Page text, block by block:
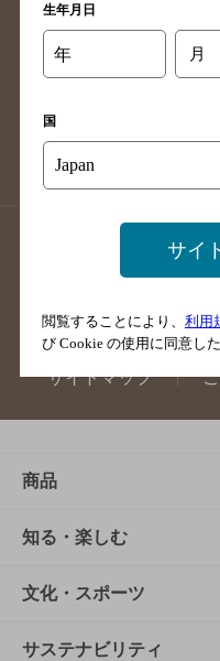
高知県のバー検
長崎県のバー検
店舗登録方法のご案内
掲載
サイトマップ
商品
商品TOP
商品一覧
商品発売情報
知る・楽しむ
知る・楽しむTOP
キャンペーン
文化・スポーツ
文化・スポーツTOP
サステナビリティ
生年月日
年 月
国
サイ
閲覧することにより、 利用
び Cookie の使用に同意し